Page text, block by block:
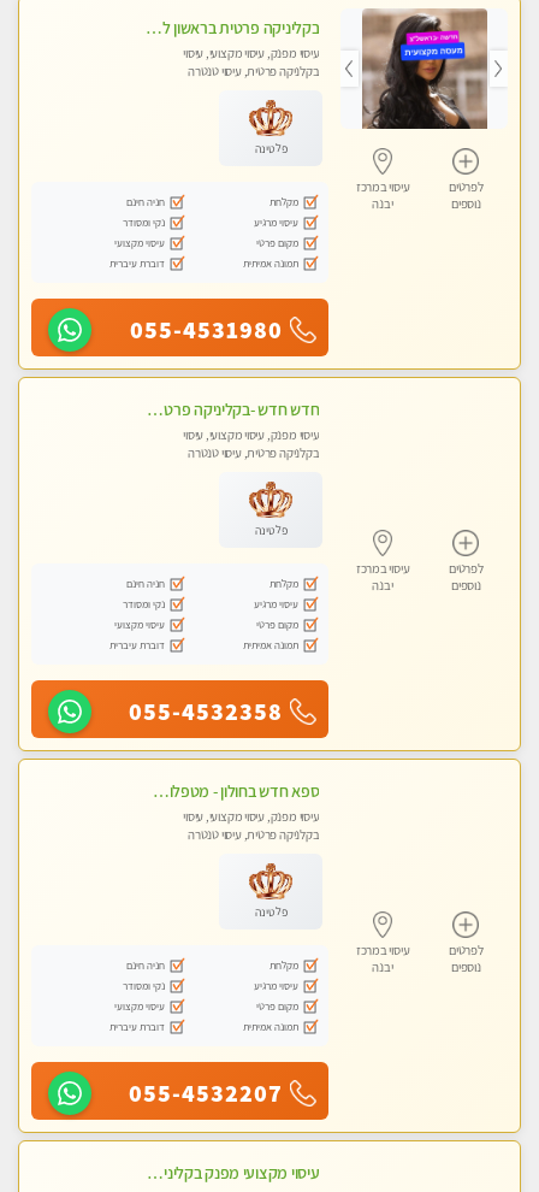
לפרטים
נוספים
עיסוי במרכז
יבנה
בקליניקה פרטית בראשון לציון שירות vip לרציניים בלבד! מומלץ!!-ללא מין !!
עיסוי מפנק, עיסוי מקצועי, עיסוי
בקלניקה פרטית, עיסוי טנטרה
פלטינה
מקלחת
חניה חינם
עיסוי מרגיע
נקי ומסודר
מקום פרטי
עיסוי מקצועי
תמונה אמיתית
דוברת עיברית
055-4531980
לפרטים
נוספים
עיסוי במרכז
יבנה
חדש חדש -בקליניקה פרטית שירות vip לרציניים בלבד! מומלץ!!-ללא מין !!
עיסוי מפנק, עיסוי מקצועי, עיסוי
בקלניקה פרטית, עיסוי טנטרה
פלטינה
מקלחת
חניה חינם
עיסוי מרגיע
נקי ומסודר
מקום פרטי
עיסוי מקצועי
תמונה אמיתית
דוברת עיברית
055-4532358
לפרטים
נוספים
עיסוי במרכז
יבנה
ספא חדש בחולון - מטפלות מקצועיות ברמה גבוהה מומלץ מאוד !!! . . highly recommended..new in the city -אין פרטים נוספים במקום -ללא מין !!
עיסוי מפנק, עיסוי מקצועי, עיסוי
בקלניקה פרטית, עיסוי טנטרה
פלטינה
מקלחת
חניה חינם
עיסוי מרגיע
נקי ומסודר
מקום פרטי
עיסוי מקצועי
תמונה אמיתית
דוברת עיברית
055-4532207
עיסוי מקצועי מפנק בקליניקה פרטית שירות vip לרציניים בלבד! מומלץ!! ללא מין